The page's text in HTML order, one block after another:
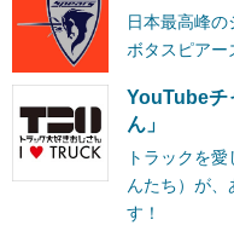
日本最高峰
ボタスピアー
YouTubeチ
ん」
トラックを
んたち）が、
す！